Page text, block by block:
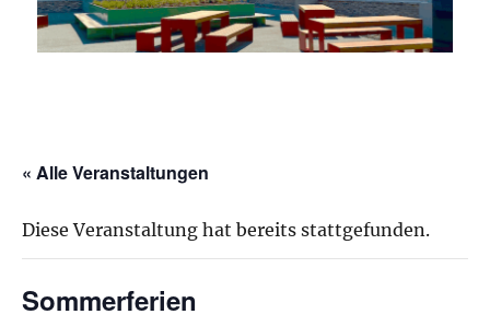
« Alle Veranstaltungen
Diese Veranstaltung hat bereits stattgefunden.
Sommerferien